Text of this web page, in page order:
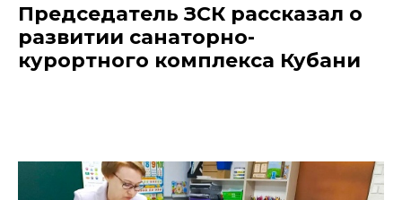
Председатель ЗСК рассказал о
развитии санаторно-
курортного комплекса Кубани